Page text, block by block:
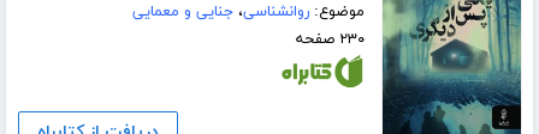
موضوع:روانشناسی،جنایی و معمایی
۲۳۰ صفحه